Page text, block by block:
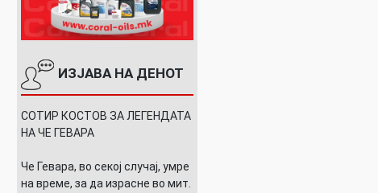
ИЗЈАВА НА ДЕНОТ
СОТИР КОСТОВ ЗА ЛЕГЕНДАТА
НА ЧЕ ГЕВАРА
Че Гевара, во секој случај, умре
на време, за да израсне во мит.